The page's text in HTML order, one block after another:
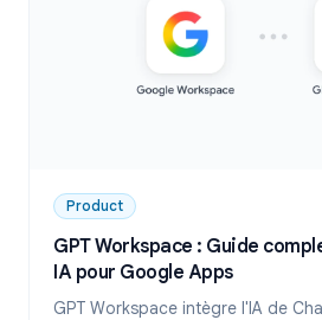
Product
GPT Workspace : Guide
IA pour Google Apps
GPT Workspace intègre l'IA de